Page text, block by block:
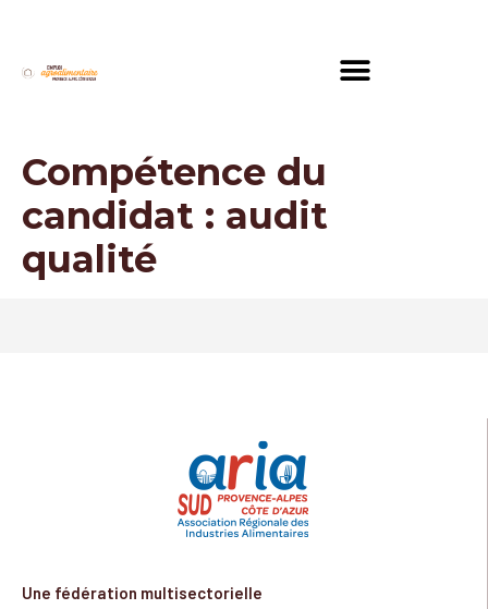
Compétence du
candidat : audit
qualité
Une fédération multisectorielle